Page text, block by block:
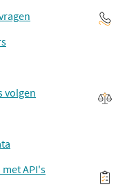
volgen
API's